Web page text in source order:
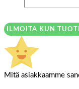
ILMOITA KUN
Mitä asiakkaamme